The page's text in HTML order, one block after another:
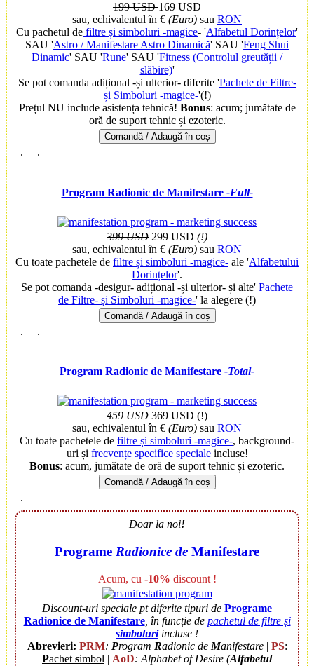
199 USD169 USD
sau, echivalentul în € (Euro) sau RON
Cu pachetul de filtre și simboluri -magice- 'Alfabetul Dorințelor'
SAU 'Astro / Manifestare Astro Dinamică' SAU 'Feng Shui
Dinamic' SAU 'Rune' SAU 'Fitness (Controlul greutății /
slăbire)'
Se pot comanda adițional -și ulterior- diferite 'Pachete de Filtre-
și Simboluri -magice-'(!)
Prețul NU include asistența tehnică! Bonus: acum; jumătate de
oră de suport tehnic și ezoteric.
Comandă / Adaugă în coș
. .
Program Radionic de Manifestare -Full-
399 USD 299 USD (!)
sau, echivalentul în € (Euro) sau RON
Cu toate pachetele de filtre și simboluri -magice- ale 'Alfabetului
Dorințelor'.
Se pot comanda -desigur- adițional -și ulterior- și alte' Pachete
de Filtre- și Simboluri -magice-' la alegere (!)
Comandă / Adaugă în coș
. .
Program Radionic de Manifestare -Total-
459 USD 369 USD (!)
sau, echivalentul în € (Euro) sau RON
Cu toate pachetele de filtre și simboluri -magice-, background-
uri și frecvențe specifice specialeincluse!
Bonus: acum, jumătate de oră de suport tehnic și ezoteric.
Comandă / Adaugă în coș
.
Doar la noi!
Programe Radionice de Manifestare
Acum, cu -10% discount !
Discount-uri speciale pt diferite tipuri de Programe
Radionice de Manifestare, în funcție de pachetul de filtre și
simboluriincluse !
Abrevieri: PRM: Program Radionic de Manifestare| PS:
Pachet simbol | AoD: Alphabet of Desire (Alfabetul